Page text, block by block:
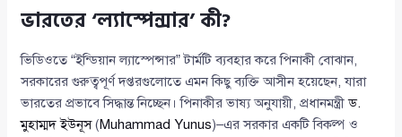
ভারতের ‘ল্যাস্পেন্সার’ কী?
ভিডিওতে “ইন্ডিয়ান ল্যাস্পেন্সার” টার্মটি ব্যবহার করে পিনাকী বোঝান,
সরকারের গুরুত্বপূর্ণ দপ্তরগুলোতে এমন কিছু ব্যক্তি আসীন হয়েছেন, যারা
ভারতের প্রভাবে সিদ্ধান্ত নিচ্ছেন। পিনাকীর ভাষ্য অনুযায়ী, প্রধানমন্ত্রীড.
মুহাম্মদ ইউনূস(Muhammad Yunus)–এর সরকার একটি বিকল্প ও